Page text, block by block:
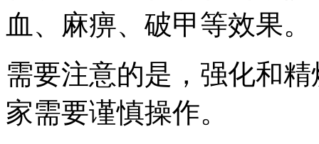
血、麻痹、破甲等效果。
需要注意的是，强化和
家需要谨慎操作。